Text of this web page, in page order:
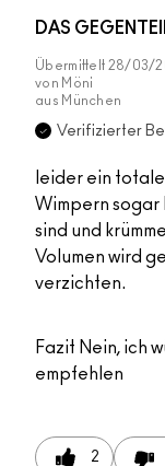
DAS
Übermittelt 28/03/
von Möni
aus München
Verifizierter
leider ein
Wimpern sogar
sind und
Volumen wird
verzichten.
Fazit Nein, ich
empfehlen
2